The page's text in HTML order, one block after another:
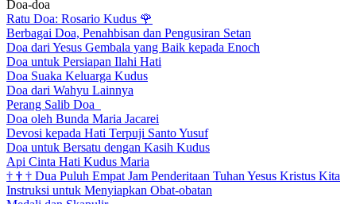
Doa-doa
Ratu Doa: Rosario Kudus 🌹
Berbagai Doa, Penahbisan dan Pengusiran Setan
Doa dari Yesus Gembala yang Baik kepada Enoch
Doa untuk Persiapan Ilahi Hati
Doa Suaka Keluarga Kudus
Doa dari Wahyu Lainnya
Perang Salib Doa
Doa oleh Bunda Maria Jacarei
Devosi kepada Hati Terpuji Santo Yusuf
Doa untuk Bersatu dengan Kasih Kudus
Api Cinta Hati Kudus Maria
† † † Dua Puluh Empat Jam Penderitaan Tuhan Yesus Kristus Kita
Instruksi untuk Menyiapkan Obat-obatan